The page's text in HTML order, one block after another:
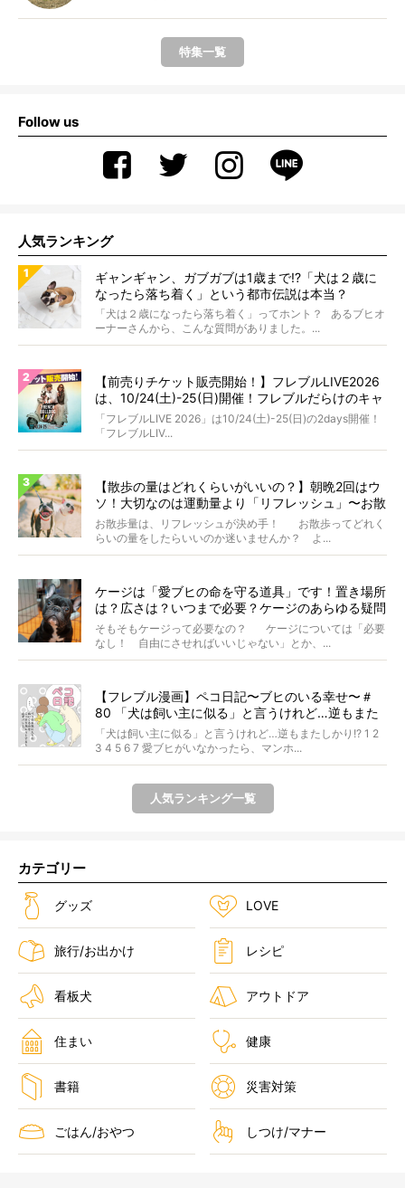
特集一覧
Follow us
人気ランキング
ギャンギャン、ガブガブは1歳まで!?「犬は２歳に
なったら落ち着く」という都市伝説は本当？
「犬は２歳になったら落ち着く」ってホント？ あるブヒオ
ーナーさんから、こんな質問がありました。...
【前売りチケット販売開始！】フレブルLIVE2026
は、10/24(土)-25(日)開催！フレブルだらけのキャ
ンプ・前夜祭・バスプランも新登場!?
「フレブルLIVE 2026」は10/24(土)-25(日)の2days開催！
「フレブルLIV...
【散歩の量はどれくらいがいいの？】朝晩2回はウ
ソ！大切なのは運動量より「リフレッシュ」〜お散
歩にまつわる疑問FAQつき〜
お散歩量は、リフレッシュが決め手！ お散歩ってどれく
らいの量をしたらいいのか迷いませんか？ よ...
ケージは「愛ブヒの命を守る道具」です！置き場所
は？広さは？いつまで必要？ケージのあらゆる疑問
に答えます
そもそもケージって必要なの？ ケージについては「必要
なし！ 自由にさせればいいじゃない」とか、...
【フレブル漫画】ペコ日記〜ブヒのいる幸せ〜＃
80 「犬は飼い主に似る」と言うけれど…逆もまた
しかり!? 作・Cランチ
「犬は飼い主に似る」と言うけれど…逆もまたしかり!? 1 2
3 4 5 6 7 愛ブヒがいなかったら、マンホ...
人気ランキング一覧
カテゴリー
グッズ LOVE
旅行/お出かけ レシピ
看板犬 アウトドア
住まい 健康
書籍 災害対策
ごはん/おやつ しつけ/マナー